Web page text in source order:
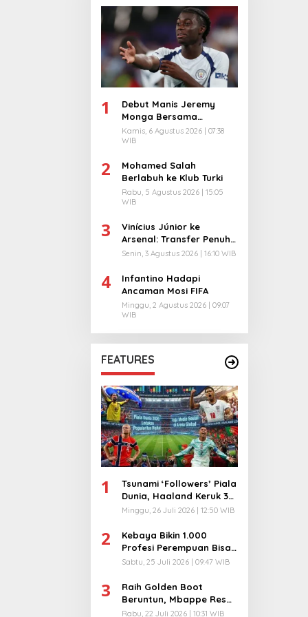
1
Debut Manis Jeremy
Monga Bersama
Manchester City
Kamis, 6 Agustus 2026 | 07:38
WIB
2
Mohamed Salah
Berlabuh ke Klub Turki
Rabu, 5 Agustus 2026 | 15:05
WIB
3
Vinícius Júnior ke
Arsenal: Transfer Penuh
Risiko
Senin, 3 Agustus 2026 | 16:10 WIB
4
Infantino Hadapi
Ancaman Mosi FIFA
Minggu, 2 Agustus 2026 | 09:07
WIB
FEATURES
1
Tsunami ‘Followers’ Piala
Dunia, Haaland Keruk 32
Juta, Kiper 40 Tahun
Minggu, 26 Juli 2026 | 12:50 WIB
2
Kebaya Bikin 1.000
Profesi Perempuan Bisa
Menyatu di Arena
Sabtu, 25 Juli 2026 | 09:47 WIB
3
Raih Golden Boot
Beruntun, Mbappe Resmi
Kunci Takhta Top Skor
Rabu, 22 Juli 2026 | 10:31 WIB